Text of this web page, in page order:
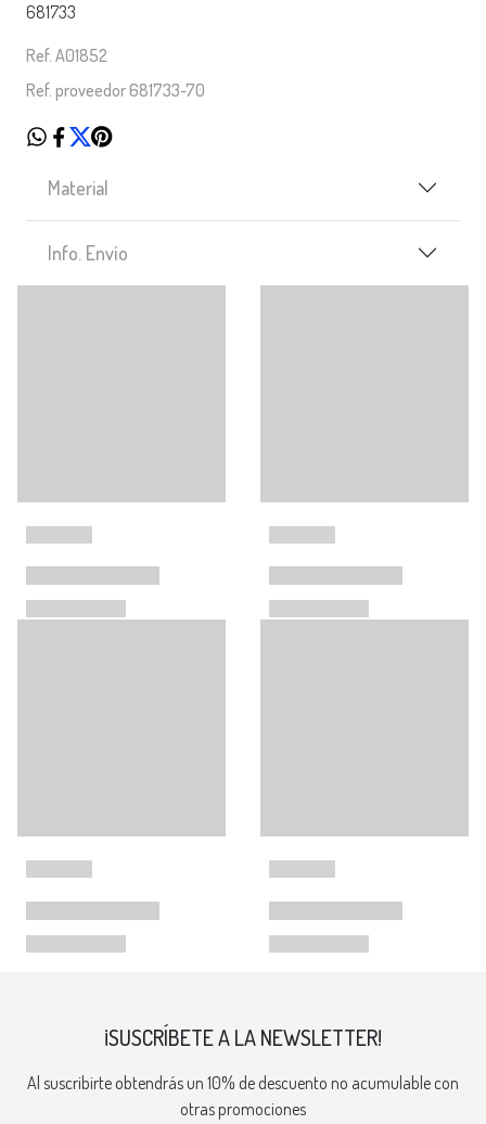
681733
Ref. A01852
Ref. proveedor 681733-70
Material
Info. Envío
¡SUSCRÍBETE A LA NEWSLETTER!
Al suscribirte obtendrás un 10% de descuento no acumulable con
otras promociones